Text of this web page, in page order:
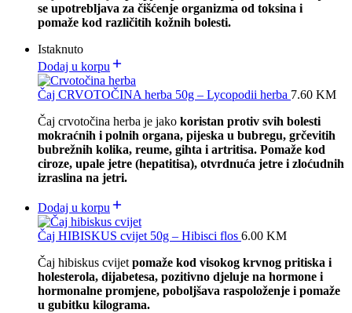
se upotrebljava za čišćenje organizma od toksina i
pomaže kod različitih kožnih bolesti.
Istaknuto
Dodaj u korpu
Čaj CRVOTOČINA herba 50g – Lycopodii herba 7.60 KM
Čaj crvotočina herba je jako koristan protiv svih bolesti
mokraćnih i polnih organa, pijeska u bubregu, grčevitih
bubrežnih kolika, reume, gihta i artritisa. Pomaže kod
ciroze, upale jetre (hepatitisa), otvrdnuća jetre i zloćudnih
izraslina na jetri.
Dodaj u korpu
Čaj HIBISKUS cvijet 50g – Hibisci flos 6.00 KM
Čaj hibiskus cvijetpomaže kod visokog krvnog pritiska i
holesterola, dijabetesa, pozitivno djeluje na hormone i
hormonalne promjene, poboljšava raspoloženje i pomaže
u gubitku kilograma.